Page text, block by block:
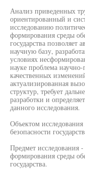
Анализ приведенных
ориентированный и
исследованию
формирования среды
государства позволяет
научную базу,
условиях
науке проблема
качественных
актуализированная
структур, требует
разработки и
данного исследования.
Объектом исследования
безопасности
Предмет исследования
формирования среды
государства.